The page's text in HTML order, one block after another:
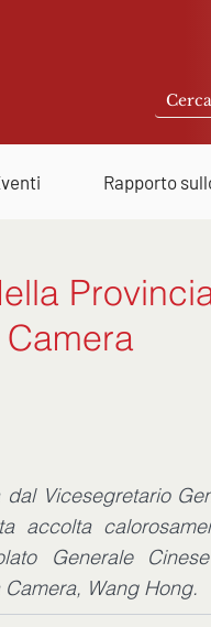
Rapporto
Vicesegretario
accolta
Generale
Wang Hong.